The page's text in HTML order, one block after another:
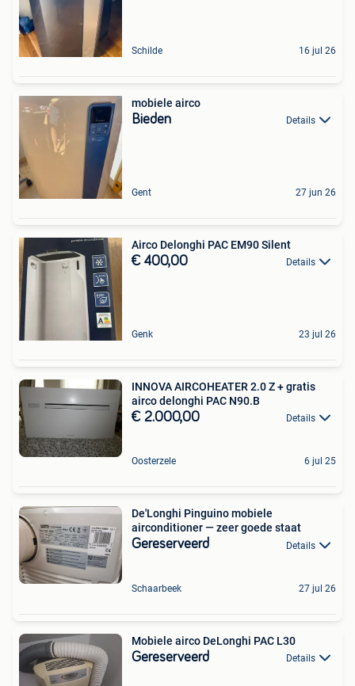
Schilde 16 jul 26
mobiele airco
Bieden Details
Gent 27 jun 26
Airco Delonghi PAC EM90 Silent
€ 400,00 Details
Genk 23 jul 26
INNOVA AIRCOHEATER 2.0 Z + gratis
airco delonghi PAC N90.B
€ 2.000,00 Details
Oosterzele 6 jul 25
De'Longhi Pinguino mobiele
airconditioner — zeer goede staat
Gereserveerd Details
Schaarbeek 27 jul 26
Mobiele airco DeLonghi PAC L30
Gereserveerd Details